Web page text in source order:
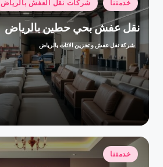
في
خدمتنا شركات نقل العفش بالرياض
نقل عفش بحي حطين بالرياض
تمّ
النشر
بواسطة
شركة نقل عفش و تخزين الاثاث بالرياض
نُشر
في
خدمتنا